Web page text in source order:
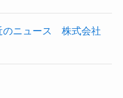
のニュース 株式会社